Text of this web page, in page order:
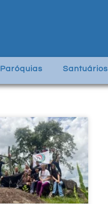
Paróquias Santuários